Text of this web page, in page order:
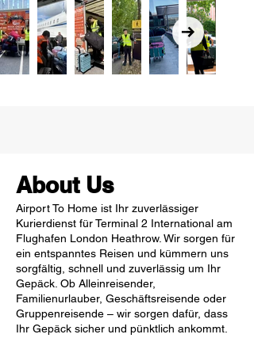
About Us
Airport To Home ist Ihr zuverlässiger
Kurierdienst für Terminal 2 International am
Flughafen London Heathrow. Wir sorgen für
ein entspanntes Reisen und kümmern uns
sorgfältig, schnell und zuverlässig um Ihr
Gepäck. Ob Alleinreisender,
Familienurlauber, Geschäftsreisende oder
Gruppenreisende – wir sorgen dafür, dass
Ihr Gepäck sicher und pünktlich ankommt.